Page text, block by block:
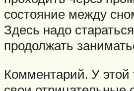
состояние между
Здесь надо
продолжать
Комментарий. У этой